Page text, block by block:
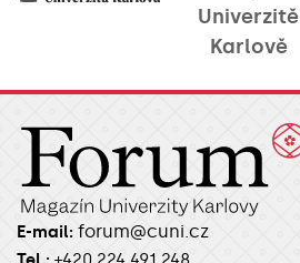
Univerzitě
Karlově
E-mail: forum@cuni.cz